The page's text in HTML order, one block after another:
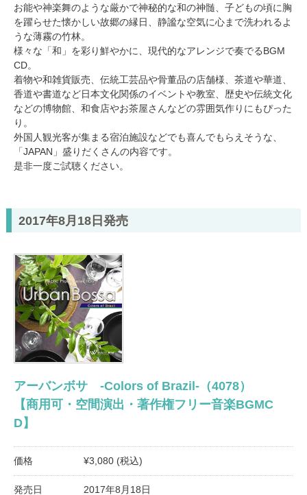
お能や神楽舞のような厳かで神秘的な和の神髄、子どもの頃に胸
を躍らせた懐かしい故郷の縁日、静謐な空気に心まで洗われるよ
うな薄霧の竹林。
様々な「和」を彩り鮮やかに、現代的なアレンジで奏でるBGM
CD。
着物や和雑貨販売、伝統工芸品や骨董品の店舗様、茶道や華道、
香道や書道など日本文化関係のイベントや教室、歴史や伝統文化
などの博物館、和食店やお茶屋さんなどの雰囲気作りにもぴった
り。
外国人観光客が集まる宿泊施設などでも喜んでもらえそうな、
「JAPAN」盛りだくさんの内容です。
是非一度ご試聴ください。
2017年8月18日発売
アーバンボサ -Colors of Brazil-（4078）
【商用可・空間演出・著作権フリー音楽BGMC
D】
価格 ¥3,080 (税込)
発売日 2017年8月18日